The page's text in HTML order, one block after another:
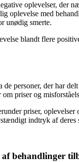
oplevelser,
oplevelse med
unødig smerte.
blandt flere
personer, der har
priser og
priser,
indtryk af deres
behandlinger